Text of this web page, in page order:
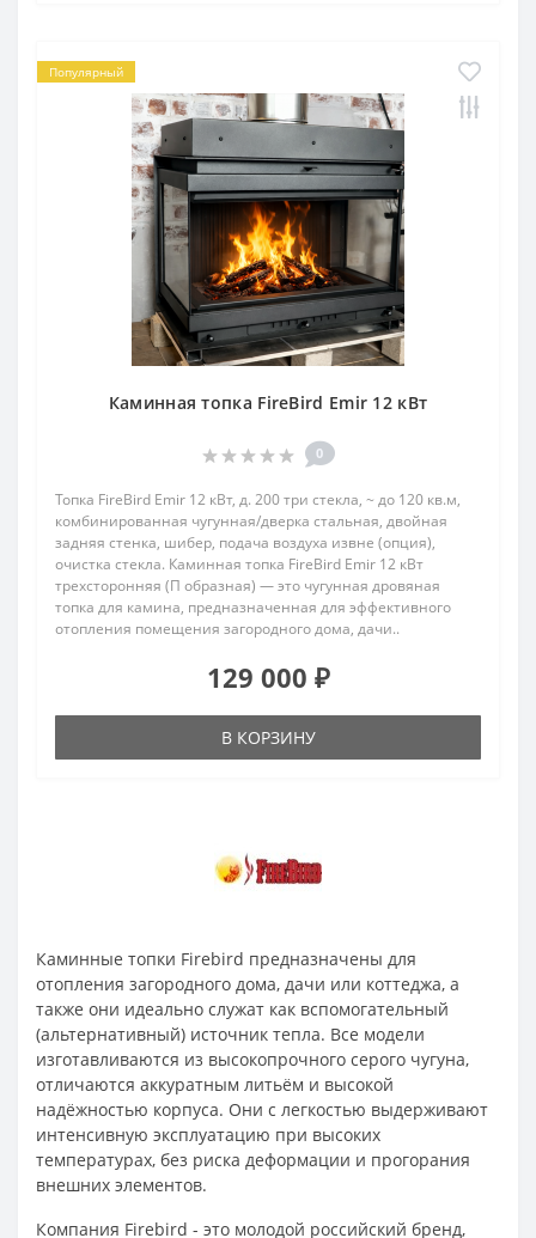
Популярный
Каминная топка FireBird Emir 12 кВт
0
Топка FireBird Emir 12 кВт, д. 200 три стекла, ~ до 120 кв.м,
комбинированная чугунная/дверка стальная, двойная
задняя стенка, шибер, подача воздуха извне (опция),
очистка стекла. Каминная топка FireBird Emir 12 кВт
трехсторонняя (П образная) — это чугунная дровяная
топка для камина, предназначенная для эффективного
отопления помещения загородного дома, дачи..
129 000 ₽
В КОРЗИНУ
Каминные топки Firebird предназначены для
отопления загородного дома, дачи или коттеджа, а
также они идеально служат как вспомогательный
(альтернативный) источник тепла. Все модели
изготавливаются из высокопрочного серого чугуна,
отличаются аккуратным литьём и высокой
надёжностью корпуса. Они с легкостью выдерживают
интенсивную эксплуатацию при высоких
температурах, без риска деформации и прогорания
внешних элементов.
Компания Firebird - это молодой российский бренд,